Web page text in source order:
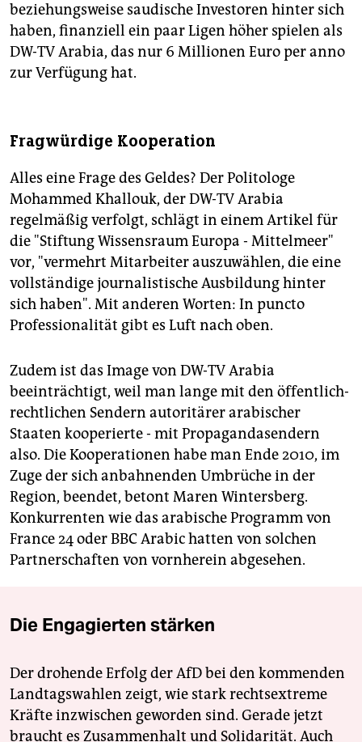
beziehungsweise saudische Investoren hinter sich
haben, finanziell ein paar Ligen höher spielen als
DW-TV Arabia, das nur 6 Millionen Euro per anno
zur Verfügung hat.
Fragwürdige Kooperation
Alles eine Frage des Geldes? Der Politologe
Mohammed Khallouk, der DW-TV Arabia
regelmäßig verfolgt, schlägt in einem Artikel für
die "Stiftung Wissensraum Europa - Mittelmeer"
vor, "vermehrt Mitarbeiter auszuwählen, die eine
vollständige journalistische Ausbildung hinter
sich haben". Mit anderen Worten: In puncto
Professionalität gibt es Luft nach oben.
Zudem ist das Image von DW-TV Arabia
beeinträchtigt, weil man lange mit den öffentlich-
rechtlichen Sendern autoritärer arabischer
Staaten kooperierte - mit Propagandasendern
also. Die Kooperationen habe man Ende 2010, im
Zuge der sich anbahnenden Umbrüche in der
Region, beendet, betont Maren Wintersberg.
Konkurrenten wie das arabische Programm von
France 24 oder BBC Arabic hatten von solchen
Partnerschaften von vornherein abgesehen.
Die Engagierten stärken
Der drohende Erfolg der AfD bei den kommenden
Landtagswahlen zeigt, wie stark rechtsextreme
Kräfte inzwischen geworden sind. Gerade jetzt
braucht es Zusammenhalt und Solidarität. Auch